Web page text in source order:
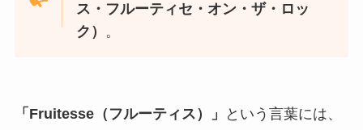
ス・フルーティセ・オン・ザ・ロッ
ク） 。
「Fruitesse（フルーティス）」
という言葉には、